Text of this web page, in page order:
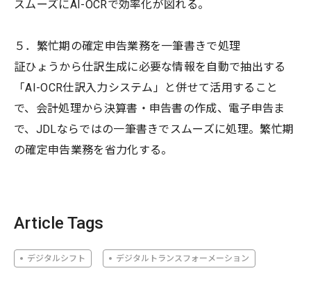
スムーズにAI-OCRで効率化が図れる。
５．繁忙期の確定申告業務を一筆書きで処理
証ひょうから仕訳生成に必要な情報を自動で抽出する
「AI-OCR仕訳入力システム」と併せて活用すること
で、会計処理から決算書・申告書の作成、電子申告ま
で、JDLならではの一筆書きでスムーズに処理。繁忙期
の確定申告業務を省力化する。
Article Tags
デジタルシフト デジタルトランスフォーメーション